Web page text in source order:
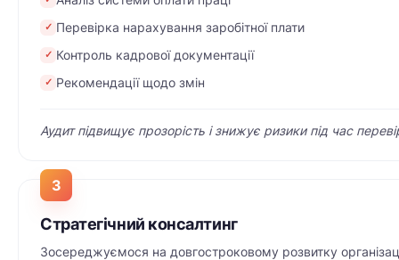
✓ Перевірка нарахування заробітної плати
✓ Контроль кадрової документації
✓ Рекомендації щодо змін
Аудит підвищує прозорість і знижує ризики під час
3
Стратегічний консалтинг
Зосереджуємося на довгостроковому розвитку